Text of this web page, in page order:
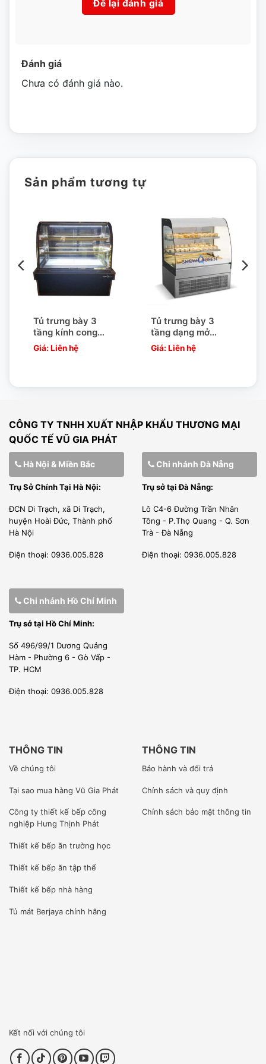
trong tủ
Để lại đánh giá
Đánh giá
Chưa có đánh giá nào.
Sản phẩm tương tự
Tủ trưng bày 3
tầng kính cong
SnowQueen SNQ-
YS15
Giá: Liên hệ
Tủ trưng bày 3
tầng dạng mở
SnowQueen SNQ-
ALF15
Giá: Liên hệ
CÔNG TY TNHH XUẤT NHẬP KHẨU THƯƠNG MẠI
QUỐC TẾ VŨ GIA PHÁT
Hà Nội & Miền Bắc
Trụ Sở Chính Tại Hà Nội:
ĐCN Di Trạch, xã Di Trạch,
huyện Hoài Đức, Thành phố
Hà Nội
Điện thoại: 0936.005.828
Chi nhánh Đà Nẵng
Trụ sở tại Đà Nẵng:
Lô C4-6 Đường Trần Nhân
Tông - P.Thọ Quang - Q. Sơn
Trà - Đà Nẵng
Điện thoại: 0936.005.828
Chi nhánh Hồ Chí Minh
Trụ sở tại Hồ Chí Minh:
Số 496/99/1 Dương Quảng
Hàm - Phường 6 - Gò Vấp -
TP. HCM
Điện thoại: 0936.005.828
THÔNG TIN
Về chúng tôi
Tại sao mua hàng Vũ Gia Phát
Công ty thiết kế bếp công
nghiệp Hưng Thịnh Phát
Thiết kế bếp ăn trường học
Thiết kế bếp ăn tập thể
Thiết kế bếp nhà hàng
Tủ mát Berjaya chính hãng
THÔNG TIN
Bảo hành và đổi trả
Chính sách và quy định
Chính sách bảo mật thông tin
Kết nối với chúng tôi